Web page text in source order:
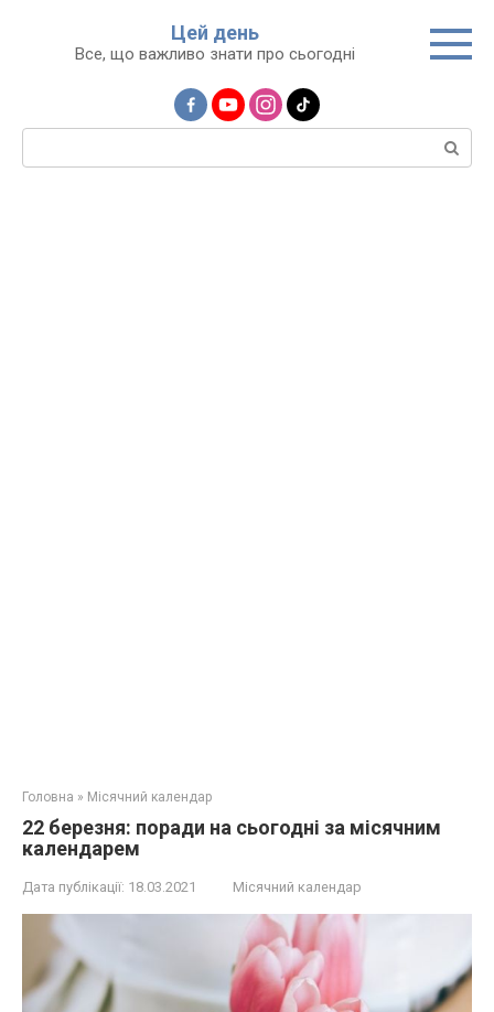
Цей день
Все, що важливо знати про сьогодні
Пошук:
Головна » Місячний календар
22 березня: поради на сьогодні за місячним
календарем
Дата публікації: 18.03.2021 Місячний календар